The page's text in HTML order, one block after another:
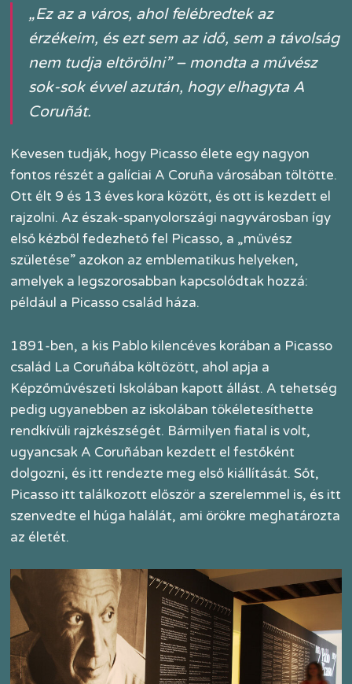
„Ez az a város, ahol felébredtek az
érzékeim, és ezt sem az idő, sem a távolság
nem tudja eltörölni” – mondta a művész
sok-sok évvel azután, hogy elhagyta A
Coruñát.
Kevesen tudják, hogy Picasso élete egy nagyon
fontos részét a galíciai A Coruña városában töltötte.
Ott élt 9 és 13 éves kora között, és ott is kezdett el
rajzolni. Az észak-spanyolországi nagyvárosban így
első kézből fedezhető fel Picasso, a „művész
születése” azokon az emblematikus helyeken,
amelyek a legszorosabban kapcsolódtak hozzá:
például a Picasso család háza.
1891-ben, a kis Pablo kilencéves korában a Picasso
család La Coruñába költözött, ahol apja a
Képzőművészeti Iskolában kapott állást. A tehetség
pedig ugyanebben az iskolában tökéletesíthette
rendkívüli rajzkészségét. Bármilyen fiatal is volt,
ugyancsak A Coruñában kezdett el festőként
dolgozni, és itt rendezte meg első kiállítását. Sőt,
Picasso itt találkozott először a szerelemmel is, és itt
szenvedte el húga halálát, ami örökre meghatározta
az életét.